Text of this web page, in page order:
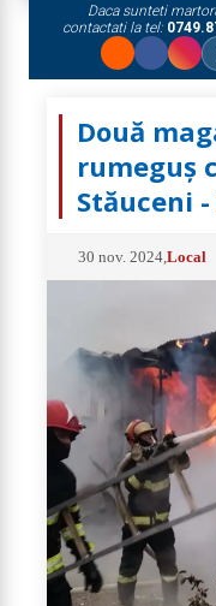
Daca sunteti
contactati la tel:
Două
rumeguș
Stăuceni -
30 nov. 2024 ,Local